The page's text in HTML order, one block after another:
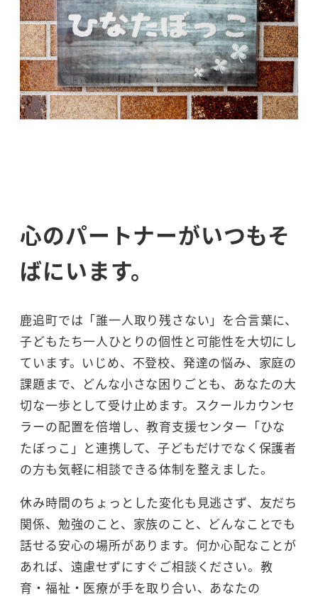
心のパートナーがいつもそ
ばにいます。
鹿追町では「誰一人取り残さない」を合言葉に、
子どもたち一人ひとりの個性と可能性を大切にし
ています。いじめ、不登校、発達の悩み、家庭の
課題まで、どんな小さな困りごとも、あなたの大
切な一歩として受け止めます。スクールカウンセ
ラーの配置を倍増し、教育支援センター「ひな
たぼっこ」と連携して、子どもだけでなく保護者
の方も気軽に相談できる体制を整えました。
休み時間のちょっとした変化も見逃さず、友だち
関係、勉強のこと、家族のこと、どんなことでも
話せる安心の場所があります。何か心配なことが
あれば、遠慮せずにすぐご相談ください。教
育・福祉・医療が手を取り合い、あなたの